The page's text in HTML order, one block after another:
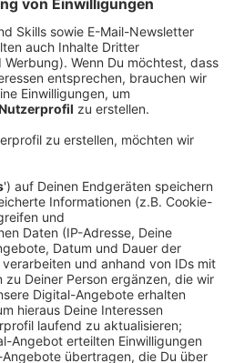
an deutschen Airports rund
gesichtet worden. Teils kam
zum Erliegen. Davon
Bezirksregierung aber
gemeldet, die nicht
auf dem Parookaville,
gesichtet. Wer sie
festgestellt werden.
dass die Drohnen im
Festivals standen, schreibt
Flugbetrieb hatten sie